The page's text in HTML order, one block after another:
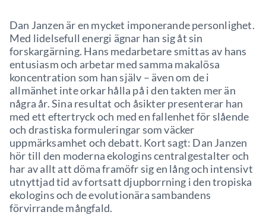
Dan Janzen är en mycket imponerande personlighet.
Med lidelsefull energi ägnar han sig åt sin
forskargärning. Hans medarbetare smittas av hans
entusiasm och arbetar med samma makalösa
koncentration som han själv – även om de i
allmänhet inte orkar hålla på i den takten mer än
några år. Sina resultat och åsikter presenterar han
med ett eftertryck och med en fallenhet för slående
och drastiska formuleringar som väcker
uppmärksamhet och debatt. Kort sagt: Dan Janzen
hör till den moderna ekologins centralgestalter och
har av allt att döma framöfr sig en lång och intensivt
utnyttjad tid av fortsatt djupborrning i den tropiska
ekologins och de evolutionära sambandens
förvirrande mångfald.